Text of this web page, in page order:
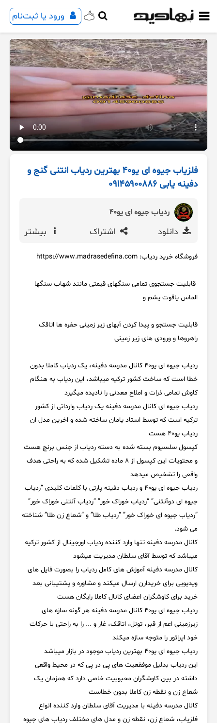
ورود یا ثبت‌نام
فلزیاب جیوه ای یو۴۰ بهترین ردیاب انتنی گنج و
دفینه یابی ۰۹۱۴۵۹۰۰۸۸۶
ردیاب جیوه ای یو۴۰
دانلود اشتراک بیشتر
قابلیت جستجوی تمامی سنگهای قیمتی مانند شهاب سنگها
الماس یاقوت یشم و
قابلیت جستجو و پیدا کردن آبهای زیر زمینی حفره ها اتاقک
راهروها و ورودی های زیر زمینی
ردیاب جیوه ای یو40 کانال مدرسه دفینه، یک ردیاب کاملا بدون
خطا است که ساخت کشور ترکیه میباشد، این ردیاب به هنگام
کاوش تمامی ذرات و املاح معدنی را نادیده میگیرد
ردیاب جیوه ای کانال مدرسه دفینه یک ردیاب وارداتی از کشور
ترکیه است که توسط استاد یامان ساخته شده و اخرین مدل ان
ردیاب یو40 هست
کپسول سلسیوم بسته شده به دسته ردیاب از جنس برنج هست
و محتویات این کپسول از 8 ماده تشکیل شده که به راحتی هدف
واقعی را تشخیص میدهد
ردیاب جیوه ای یو40 و ردیاب دفینه پارتی با کلمات کلیدی “ردیاب
جیوه ای دوآنتنی” “ردیاب خوراک خور” “ردیاب آنتنی خوراک خور”
“ردیاب جیوه ای خوراک خور” “ردیاب طلا” و “شعاع زن طلا” شناخته
می شود.
کانال مدرسه دفینه تنها وارد کننده ردیاب اورجینال از کشور ترکیه
میباشد که توسط آقای سلطان مدیریت میشود
کانال مدرسه دفینه آموزش های کامل ردیاب را بصورت فایل های
ویدیویی برای خریدارن ارسال میکند و مشاوره و پشتیبانی بعد
خرید برای کاوشگران اعضای کانال کاملا رایگان هست
ردیاب جیوه ای یو40 کانال مدرسه دفینه هر گونه سازه های
زیرزمینی اعم از قبر، تونل، اتاقک، غار و ... را به راحتی با حرکات
خود اپراتور را متوجه سازه میکند
ردیاب جیوه ای یو40 بهترین ردیاب موجود در بازار میباشد
این ردیاب بدلیل موفقعیت های پی در پی که در محیط واقعی
داشته در بین کاوشگران محبوبیت خاصی دارد که همزمان یک
شعاع زن و نقطه زن کاملا بدون خطاست
کانال مدرسه دفینه با مدیریت آقای سلطان وارد کننده انواع
فلزیاب، شعاع زن، نقطه زن و مدل های مختلف ردیاب های جیوه